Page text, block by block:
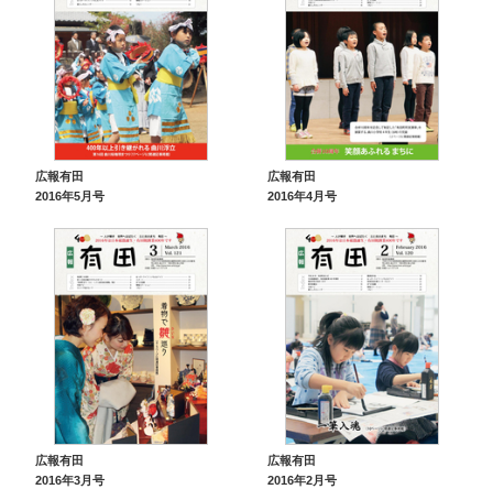
広報有田
2016年5月号
広報有田
2016年4月号
広報有田
2016年3月号
広報有田
2016年2月号